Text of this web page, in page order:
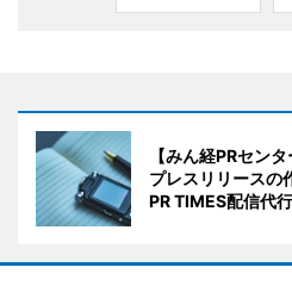
【みん経PRセンタ
プレスリリースの
PR TIMES配信代